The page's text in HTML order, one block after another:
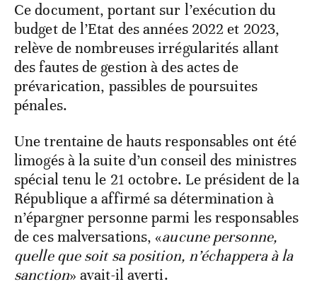
Ce document, portant sur l’exécution du
budget de l’Etat des années 2022 et 2023,
relève de nombreuses irrégularités allant
des fautes de gestion à des actes de
prévarication, passibles de poursuites
pénales.
Une trentaine de hauts responsables ont été
limogés à la suite d’un conseil des ministres
spécial tenu le 21 octobre. Le président de la
République a affirmé sa détermination à
n’épargner personne parmi les responsables
de ces malversations, «aucune personne,
quelle que soit sa position, n’échappera à la
sanction» avait-il averti.